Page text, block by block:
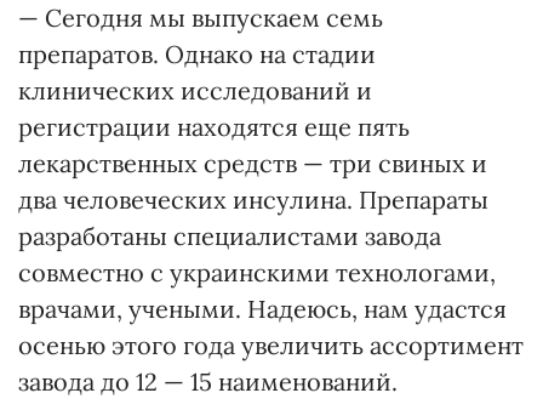
— Сегодня мы выпускаем семь
препаратов. Однако на стадии
клинических исследований и
регистрации находятся еще пять
лекарственных средств — три свиных и
два человеческих инсулина. Препараты
разработаны специалистами завода
совместно с украинскими технологами,
врачами, учеными. Надеюсь, нам удастся
осенью этого года увеличить ассортимент
завода до 12 — 15 наименований.